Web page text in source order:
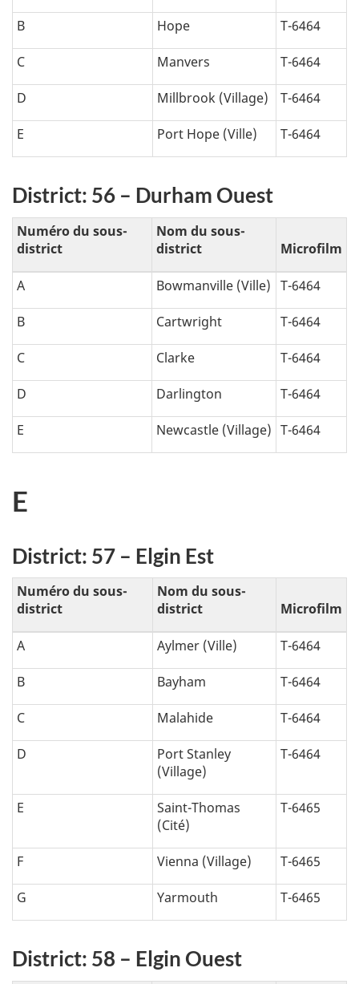
B Hope T-6464
C Manvers T-6464
D Millbrook (Village) T-6464
E Port Hope (Ville) T-6464
District: 56 – Durham Ouest
Numéro du sous-
district
Nom du sous-
district
Microfilm
A Bowmanville (Ville) T-6464
B Cartwright T-6464
C Clarke T-6464
D Darlington T-6464
E Newcastle (Village) T-6464
E
District: 57 – Elgin Est
Numéro du sous-
district
Nom du sous-
district
Microfilm
A Aylmer (Ville) T-6464
B Bayham T-6464
C Malahide T-6464
D
Port Stanley
(Village)
T-6464
E
Saint-Thomas
(Cité)
T-6465
F Vienna (Village) T-6465
G Yarmouth T-6465
District: 58 – Elgin Ouest